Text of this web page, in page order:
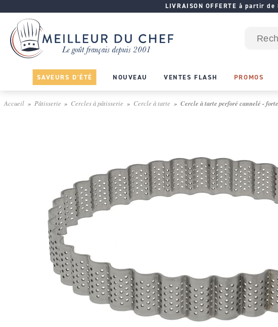
LIVRAISON OFFERTE à partir de
SAVEURS D'ÉTÉ NOUVEAU VENTES FLASH PROMOS
Accueil Pâtisserie Cercles à pâtisserie Cercle à tarte Cercle à tarte perforé cannelé -